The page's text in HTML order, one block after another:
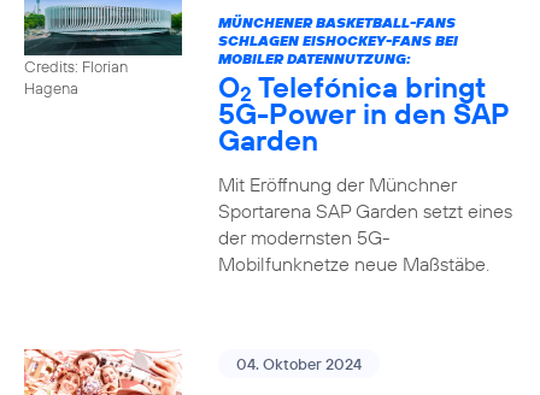
Credits: Florian
Hagena
MÜNCHENER BASKETBALL-FANS
SCHLAGEN EISHOCKEY-FANS BEI
MOBILER DATENNUTZUNG:
O2 Telefónica bringt
5G-Power in den SAP
Garden
Mit Eröffnung der Münchner
Sportarena SAP Garden setzt eines
der modernsten 5G-
Mobilfunknetze neue Maßstäbe.
04. Oktober 2024